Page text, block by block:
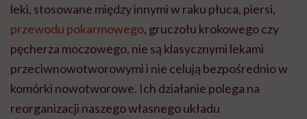
leki, stosowane między innymi w raku płuca, piersi,
przewodu pokarmowego, gruczołu krokowego czy
pęcherza moczowego, nie są klasycznymi lekami
przeciwnowotworowymi i nie celują bezpośrednio w
komórki nowotworowe. Ich działanie polega na
reorganizacji naszego własnego układu